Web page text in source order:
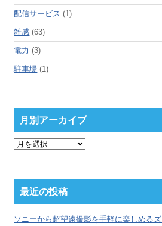
配信サービス (1)
雑感 (63)
電力 (3)
駐車場 (1)
月別アーカイブ
月
ー
カ
ブ
最近の投稿
ソニーから超望遠撮影を手軽に楽しめる